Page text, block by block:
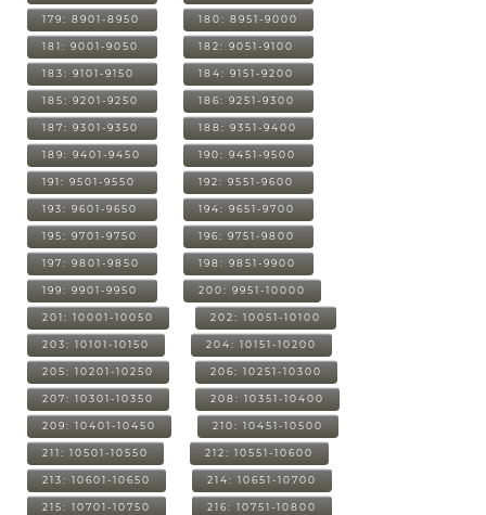
179: 8901-8950 180: 8951-9000
181: 9001-9050 182: 9051-9100
183: 9101-9150 184: 9151-9200
185: 9201-9250 186: 9251-9300
187: 9301-9350 188: 9351-9400
189: 9401-9450 190: 9451-9500
191: 9501-9550 192: 9551-9600
193: 9601-9650 194: 9651-9700
195: 9701-9750 196: 9751-9800
197: 9801-9850 198: 9851-9900
199: 9901-9950 200: 9951-10000
201: 10001-10050 202: 10051-10100
203: 10101-10150 204: 10151-10200
205: 10201-10250 206: 10251-10300
207: 10301-10350 208: 10351-10400
209: 10401-10450 210: 10451-10500
211: 10501-10550 212: 10551-10600
213: 10601-10650 214: 10651-10700
215: 10701-10750 216: 10751-10800